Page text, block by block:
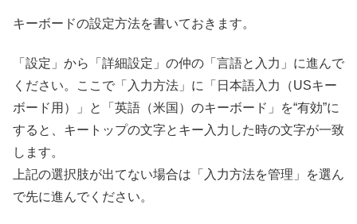
キーボードの設定方法を書いておきます。
「設定」から「詳細設定」の仲の「言語と入力」に進んで
ください。ここで「入力方法」に「日本語入力（USキー
ボード用）」と「英語（米国）のキーボード」を“有効”に
すると、キートップの文字とキー入力した時の文字が一致
します。
上記の選択肢が出てない場合は「入力方法を管理」を選ん
で先に進んでください。